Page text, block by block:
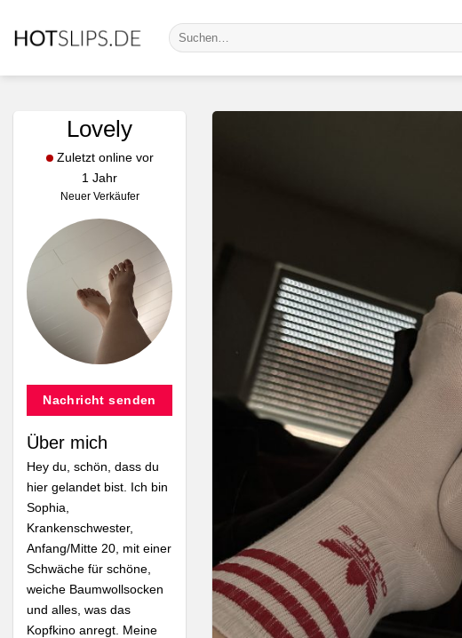
Inhalt
Suche
nach:
Lovely
Zuletzt online vor
1 Jahr
Neuer Verkäufer
Nachricht senden
Über mich
Hey du, schön, dass du
hier gelandet bist. Ich bin
Sophia,
Krankenschwester,
Anfang/Mitte 20, mit einer
Schwäche für schöne,
weiche Baumwollsocken
und alles, was das
Kopfkino anregt. Meine